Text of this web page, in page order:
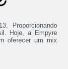
Proporcionando
Hoje, a Empyre
oferecer um mix